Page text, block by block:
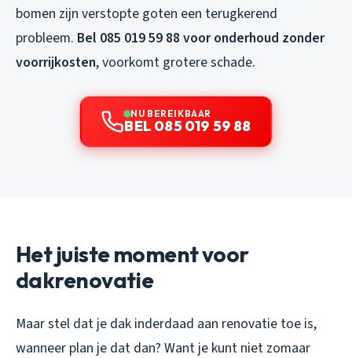
bomen zijn verstopte goten een terugkerend
probleem. Bel 085 019 59 88 voor onderhoud zonder
voorrijkosten, voorkomt grotere schade.
NU BEREIKBAAR
BEL 085 019 59 88
Het juiste moment voor
dakrenovatie
Maar stel dat je dak inderdaad aan renovatie toe is,
wanneer plan je dat dan? Want je kunt niet zomaar